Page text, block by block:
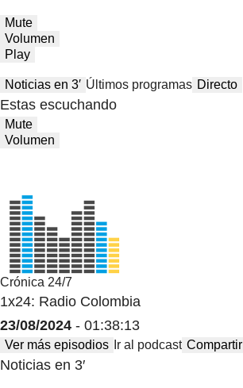
Mute
Volumen
Play
Noticias en 3′ Últimos programas Directo
Estas escuchando
Mute
Volumen
Crónica 24/7
1x24: Radio Colombia
23/08/2024 - 01:38:13
Ver más episodios Ir al podcast Compartir
Noticias en 3′